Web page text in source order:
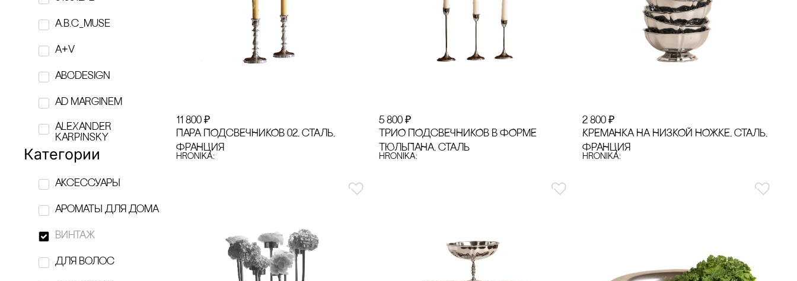
a.b.c_muse
A+V
ABCdesign
Ad Marginem
ALEXANDER
KARPINSKY
AMOVINO
ANNA RYMAR
APOTROPEY
ASSOULINE
Belugin Sam
Категории
аксессуары
ароматы для дома
винтаж
Для волос
11 800 ₽
ПАРА ПОДсВЕЧНИКОВ 02, сТАЛЬ,
ФРАНЦИЯ
hronika:
5 800₽
ТРИО ПОДсВЕЧНИКОВ В ФОРМЕ
ТЮЛЬПАНА, сТАЛЬ
hronika:
2 800 ₽
КРЕМАНКА НА НИЗКОЙ НОЖКЕ, сТАЛЬ,
ФРАНЦИЯ
hronika: